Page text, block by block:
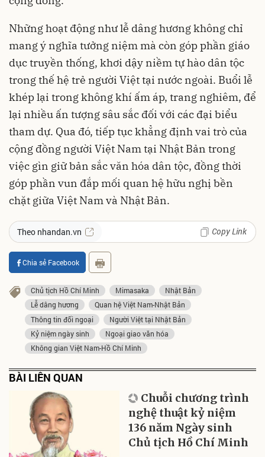
Những hoạt động như lễ dâng hương không chỉ
mang ý nghĩa tưởng niệm mà còn góp phần giáo
dục truyền thống, khơi dậy niềm tự hào dân tộc
trong thế hệ trẻ người Việt tại nước ngoài. Buổi lễ
khép lại trong không khí ấm áp, trang nghiêm, để
lại nhiều ấn tượng sâu sắc đối với các đại biểu
tham dự. Qua đó, tiếp tục khẳng định vai trò của
cộng đồng người Việt Nam tại Nhật Bản trong
việc gìn giữ bản sắc văn hóa dân tộc, đồng thời
góp phần vun đắp mối quan hệ hữu nghị bền
chặt giữa Việt Nam và Nhật Bản.
Theo nhandan.vn Copy Link
Chia sẻ Facebook
Chủ tịch Hồ Chí Minh Mimasaka
Nhật Bản
Lễ dâng hương
Quan hệ Việt Nam-Nhật Bản
Thông tin đối ngoại
Người Việt tại Nhật Bản
Kỷ niệm ngày sinh
Ngoại giao văn hóa
Không gian Việt Nam-Hồ Chí Minh
BÀI LIÊN QUAN
Chuỗi chương trình
nghệ thuật kỷ niệm
136 năm Ngày sinh
Chủ tịch Hồ Chí Minh